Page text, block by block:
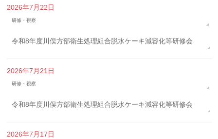
2026年7月22日
研修・視察
令和8年度川俣方部衛生処理組合脱水ケーキ減容化等研修会
2026年7月21日
研修・視察
令和8年度川俣方部衛生処理組合脱水ケーキ減容化等研修会
2026年7月17日